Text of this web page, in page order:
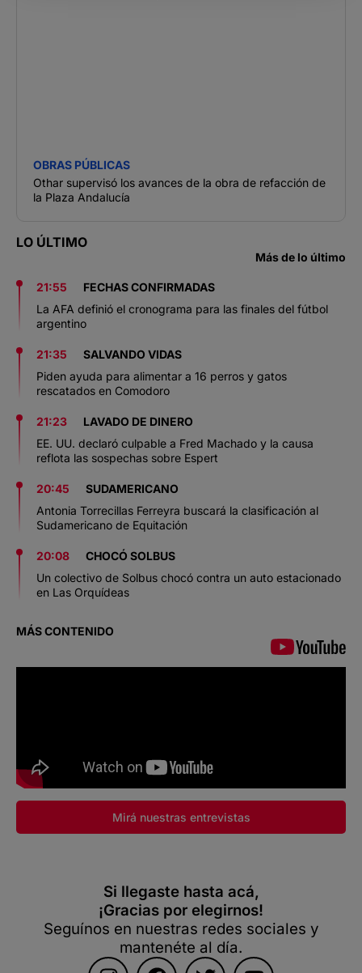
OBRAS PÚBLICAS
Othar supervisó los avances de la obra de refacción de
la Plaza Andalucía
LO ÚLTIMO
Más de lo último
21:55
FECHAS CONFIRMADAS
La AFA definió el cronograma para las finales del fútbol
argentino
21:35
SALVANDO VIDAS
Piden ayuda para alimentar a 16 perros y gatos
rescatados en Comodoro
21:23
LAVADO DE DINERO
EE. UU. declaró culpable a Fred Machado y la causa
reflota las sospechas sobre Espert
20:45
SUDAMERICANO
Antonia Torrecillas Ferreyra buscará la clasificación al
Sudamericano de Equitación
20:08
CHOCÓ SOLBUS
Un colectivo de Solbus chocó contra un auto estacionado
en Las Orquídeas
MÁS CONTENIDO
Mirá nuestras entrevistas
Si llegaste hasta acá,
¡Gracias por elegirnos!
Seguínos en nuestras redes sociales y
mantenéte al día.